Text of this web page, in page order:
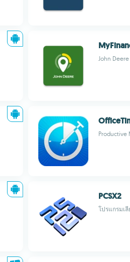
John Deere
Productive
PCSX2
โปรแกรมเ